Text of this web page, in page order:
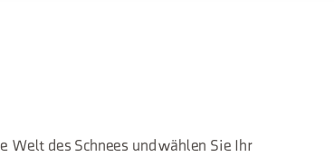
Welt des Schnees und wählen Sie Ihr